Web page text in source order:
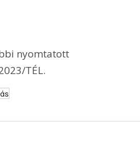
nyomtatott
TÉL.